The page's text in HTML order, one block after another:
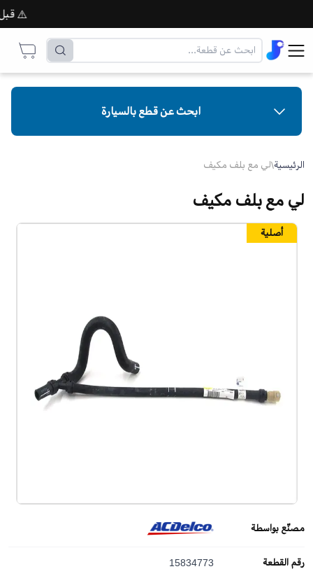
⚠️ قبل
ابحث عن قطع بالسيارة
الرئيسية\لي مع بلف مكيف
لي مع بلف مكيف
مصنّع بواسطة
رقم القطعة 15834773
أصلية